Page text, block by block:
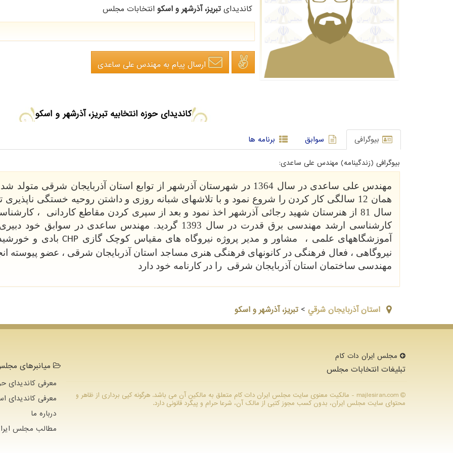
کاندیدای تبریز، آذرشهر و اسکو انتخابات مجلس
ارسال پیام به مهندس علی ساعدی
کاندیدای حوزه انتخابیه تبریز، آذرشهر و اسکو
بیوگرافی سوابق برنامه ها
بیوگرافی (زندگینامه) مهندس علی ساعدی:
مهندس علی ساعدی در سال 1364 در
شهرستان آذرشهر از توابع استان آذربایجان شرقی
همان 12 سالگی کار کردن را شروع نمود و با تلاشهای شبانه روزی و داشتن روحیه خستگی
سال 81 از هنرستان شهید رجائی آذرشهر اخذ نمود
و بعد از سپری کردن مقاطع کاردانی ،
کارشناسی ارشد مهندسی برق قدرت در سال 1393 گردید. مهندس
آموزشگاههای علمی ، مشاور و مدیر پروژه نیروگاه های مقیاس کوچک گازی CHPبادی و
نیروگاهی ، فعال فرهنگی در کانونهای فرهنگی هنری مساجد استان آذربایجان شرقی ، عضو پیوسته
مهندسی ساختمان استان آذربایجان شرقی را در کارنامه خود دارد
استان آذربايجان شرقي > تبریز، آذرشهر و اسکو
مجلس ایران دات كام
تبلیغات انتخابات مجلس
majlesiran.com - مالکیت معنوی سایت مجلس ایران دات كام متعلق به مالکین آن می باشد. هرگونه کپی برداری از ظاهر و
محتوای سایت مجلس ایران، بدون کسب مجوز کتبی از مالک آن، شرعا حرام و پیگرد قانونی دارد.
میانبرهای
معرفی کاندیدای
معرفی کاندیدای
درباره ما
مطالب مجلس